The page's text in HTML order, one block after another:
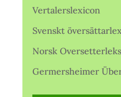
Vertalerslexicon
Svenskt
Norsk
Germersheimer